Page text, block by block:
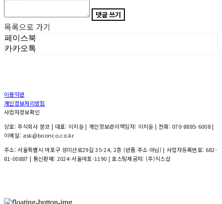
댓글 쓰기
목록으로 가기
페이스북
카카오톡
이용약관
개인정보처리방침
사업자정보확인
상호: 주식회사 분코 | 대표: 이지윤 | 개인정보관리책임자: 이지윤 | 전화: 070-8885-6008 |
이메일: ask@boonco.co.kr
주소: 서울특별시 마포구 성미산로29길 35-24, 2층 (반품 주소 아님) | 사업자등록번호: 682-
81-00887 | 통신판매: 2024-서울마포-1190 | 호스팅제공자: (주)식스샵